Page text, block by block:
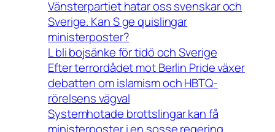
Vänsterpartiet hatar oss svenskar och
Sverige. Kan S ge quislingar
ministerposter?
L bli bojsänke för tidö och Sverige
Efter terrordådet mot Berlin Pride växer
debatten om islamism och HBTQ-
rörelsens vägval
Systemhotade brottslingar kan få